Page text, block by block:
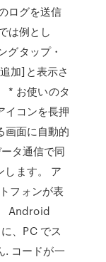
ログを送信
は例とし
グタップ・
加]と表示さ
* お使いのタ
イコンを長押
画面に自動的
タ通信で同
ます。 ア
フォンが表
Android
、PC でス
. コードが一